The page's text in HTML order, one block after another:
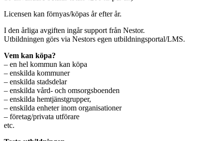
Licensen kan förnyas/köpas år efter år.
I den årliga avgiften ingår support från Nestor.
Utbildningen görs via Nestors egen utbildningsportal/LMS.
Vem kan köpa?
– en hel kommun kan köpa
– enskilda kommuner
– enskilda stadsdelar
– enskilda vård- och omsorgsboenden
– enskilda hemtjänstgrupper,
– enskilda enheter inom organisationer
– företag/privata utförare
etc.